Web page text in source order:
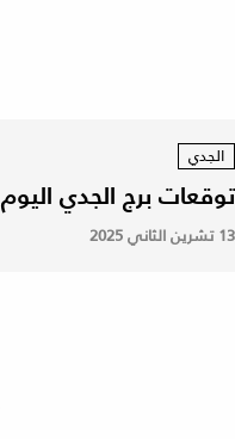
الجدي
توقعات برج الجدي اليوم 13/11/2025
13 تشرين الثاني 2025